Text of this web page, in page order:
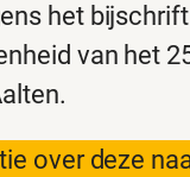
het
van het
over deze